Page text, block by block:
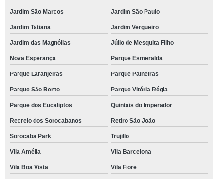
Jardim São Marcos Jardim São Paulo
Jardim Tatiana Jardim Vergueiro
Jardim das Magnólias Júlio de Mesquita Filho
Nova Esperança Parque Esmeralda
Parque Laranjeiras Parque Paineiras
Parque São Bento Parque Vitória Régia
Parque dos Eucaliptos Quintais do Imperador
Recreio dos Sorocabanos Retiro São João
Sorocaba Park Trujillo
Vila Amélia Vila Barcelona
Vila Boa Vista Vila Fiore